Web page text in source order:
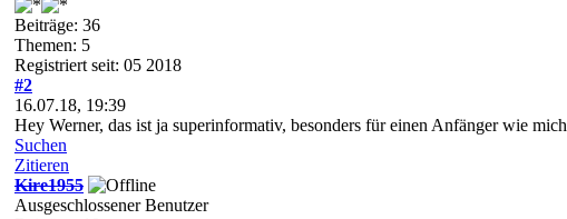
Beiträge: 36
Themen: 5
Registriert seit: 05 2018
#2
16.07.18, 19:39
Hey Werner, das ist ja superinformativ, besonders für einen Anfänger wie mich
Suchen
Zitieren
Kire1955
Ausgeschlossener Benutzer